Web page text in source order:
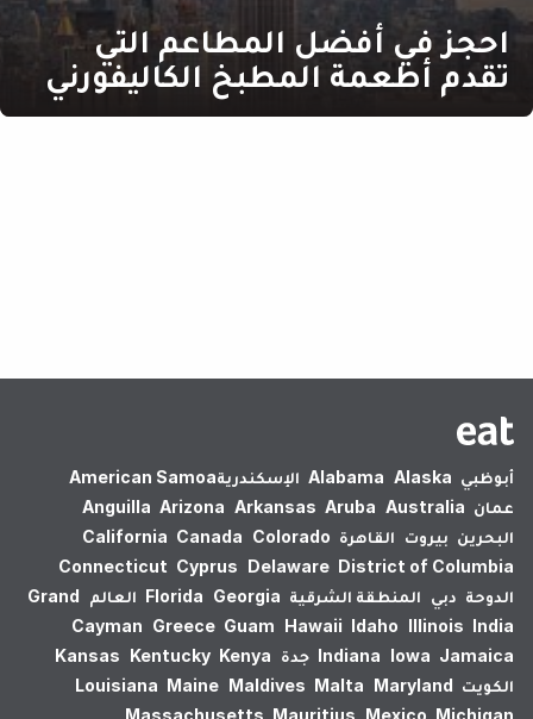
احجز في أفضل المطاعم التي
تقدم أطعمة المطبخ الكاليفورني
أبوظبي Alabama Alaska الإسكندرية‎American Samoa
عمان
Anguilla Arizona Arkansas Aruba Australia
البحرين بيروت القاهرة California Canada Colorado
Connecticut Cyprus Delaware District of Columbia
الدوحة دبي المنطقة الشرقية Florida Georgia العالم
Grand
Cayman Greece Guam Hawaii Idaho Illinois India
Indiana Iowa Jamaica جدة Kansas Kentucky Kenya
الكويت
Louisiana Maine Maldives Malta Maryland